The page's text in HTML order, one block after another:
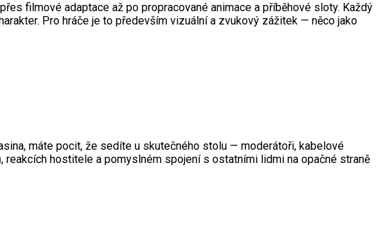
filmové adaptace až po propracované animace a příběhové sloty. Každý
Pro hráče je to především vizuální a zvukový zážitek — něco jako
máte pocit, že sedíte u skutečného stolu — moderátoři, kabelové
hostitele a pomyslném spojení s ostatními lidmi na opačné straně